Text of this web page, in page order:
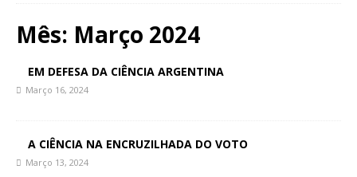
Mês: Março 2024
EM DEFESA DA CIÊNCIA ARGENTINA
Março 16, 2024
A CIÊNCIA NA ENCRUZILHADA DO VOTO
Março 13, 2024